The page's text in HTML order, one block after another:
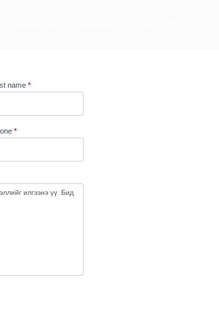
name *
*